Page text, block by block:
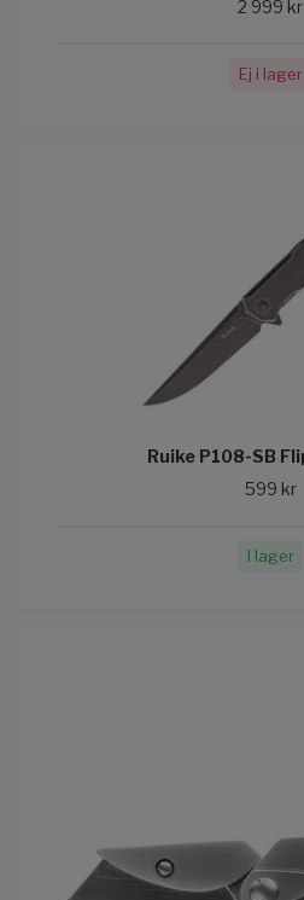
2 999 kr
Ej i lager
Ruike P108-SB
599 kr
I lager